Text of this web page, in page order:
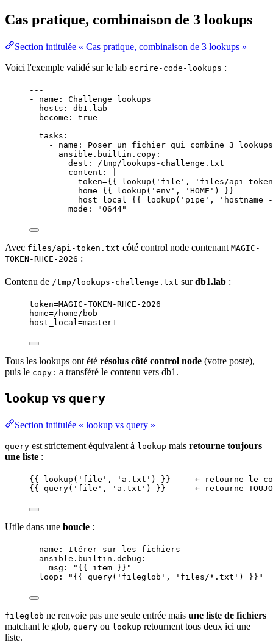
Cas pratique, combinaison de 3 lookups
Section intitulée « Cas pratique, combinaison de 3 lookups »
Voici l'exemple validé sur le lab ecrire-code-lookups :
---
- name : Challenge lookups
hosts : db1.lab
become : true
tasks :
- name : Poser un fichier qui combine 3 lookups
ansible.builtin.copy :
dest : /tmp/lookups-challenge.txt
content :
token={{ lookup('file', 'files/api-
home={{ lookup('env', 'HOME') }}
host_local={{ lookup('pipe',
mode : "0644"
Avec files/api-token.txt côté control node contenant MAGIC-
TOKEN-RHCE-2026 :
Contenu de /tmp/lookups-challenge.txt surdb1.lab :
token=MAGIC-TOKEN-RHCE-2026
home=/home/bob
host_local=master1
Tous les lookups ont été résolus côté control node (votre poste),
puis le copy: a transféré le contenu vers db1.
lookup vs query
Section intitulée « lookup vs query »
query est strictement équivalent à lookup mais retourne toujours
une liste :
{{ lookup( ' file ' , ' a.txt ' ) }}
← retourne le
{{ query( ' file ' , ' a.txt ' ) }}
← retourne
Utile dans une boucle :
- name : Itérer sur les fichiers
ansible.builtin.debug :
msg : " {{ item }} "
loop : " {{ query('fileglob', 'files/*.txt') }} "
fileglob ne renvoie pas une seule entrée mais une liste de fichiers
matchant le glob, query ou lookup retournent tous deux ici une
liste.